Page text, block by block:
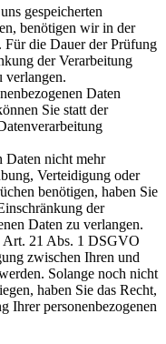
gespeicherten
benötigen wir in der
Für die Dauer der Prüfung
der Verarbeitung
verlangen.
Daten
Sie statt der
Daten nicht mehr
Verteidigung oder
benötigen, haben Sie
der
Daten zu verlangen.
Art. 21 Abs. 1 DSGVO
zwischen Ihren und
Solange noch nicht
haben Sie das Recht,
Ihrer personenbezogenen